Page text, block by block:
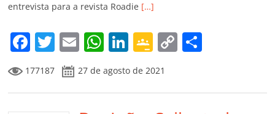
o
m
entrevista para a revista Roadie […]
F
a
c
e
T
w
itt
er
E
m
ai
l
W
at
s
Li
n
k
e
G
o
o
gl
C
y p
177187 27 de agosto de 2021